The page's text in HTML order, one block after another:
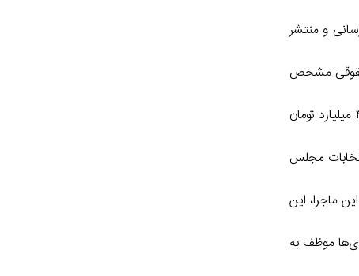
و منتشر
حقوقی مشخص
بنا به آمار رسمی، گردش مالی مراکز ترک اعتیاد سالانه ۵ تا ۶ هزار میلیارد تومان است. گردش مالی این مراکز در میانهٔ دههٔ ۸۰ حدود ۴۰۰ میلیارد تومان
مجلس
ماجرا، این
موظف به